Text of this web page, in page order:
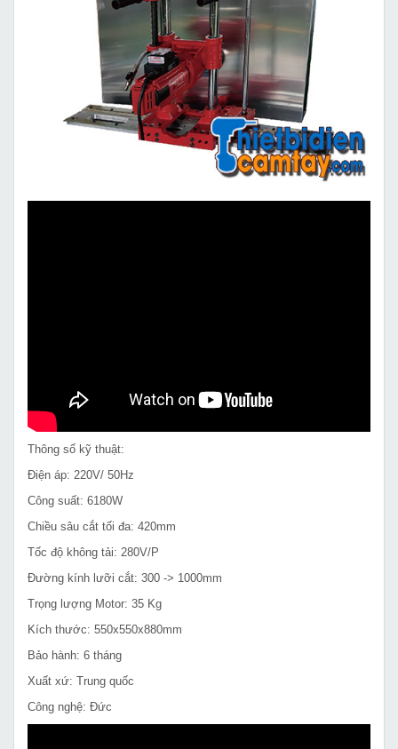
Thông số kỹ thuật:
Điện áp: 220V/ 50Hz
Công suất: 6180W
Chiều sâu cắt tối đa: 420mm
Tốc độ không tải: 280V/P
Đường kính lưỡi cắt: 300 -> 1000mm
Trọng lượng Motor: 35 Kg
Kích thước: 550x550x880mm
Bảo hành: 6 tháng
Xuất xứ: Trung quốc
Công nghệ: Đức